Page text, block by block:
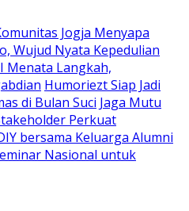
Jogja Menyapa
Wujud Nyata Kepedulian
Menata Langkah,
Humoriezt Siap Jadi
di Bulan Suci Jaga Mutu
Perkuat
bersama Keluarga Alumni
Nasional untuk